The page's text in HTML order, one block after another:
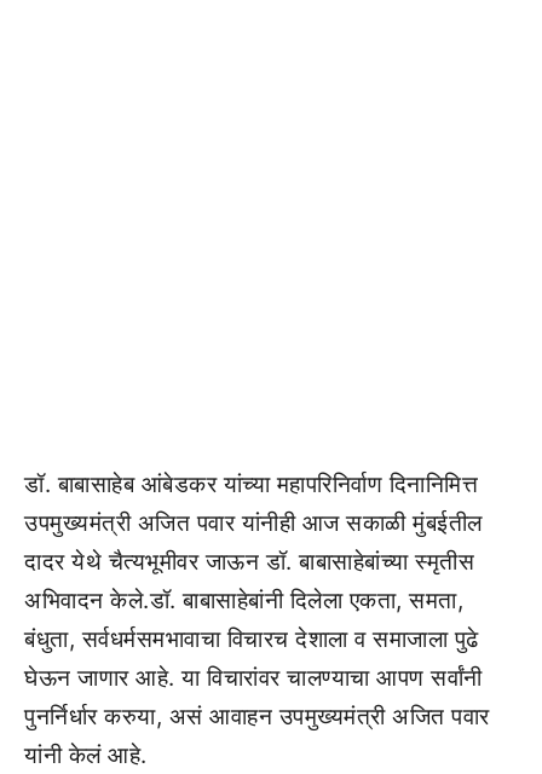
डॉ. बाबासाहेब आंबेडकर यांच्या महापरिनिर्वाण दिनानिमित्त
उपमुख्यमंत्री अजित पवार यांनीही आज सकाळी मुंबईतील
दादर येथे चैत्यभूमीवर जाऊन डॉ. बाबासाहेबांच्या स्मृतीस
अभिवादन केले.डॉ. बाबासाहेबांनी दिलेला एकता, समता,
बंधुता, सर्वधर्मसमभावाचा विचारच देशाला व समाजाला पुढे
घेऊन जाणार आहे. या विचारांवर चालण्याचा आपण सर्वांनी
पुनर्निर्धार करुया, असं आवाहन उपमुख्यमंत्री अजित पवार
यांनी केलं आहे.